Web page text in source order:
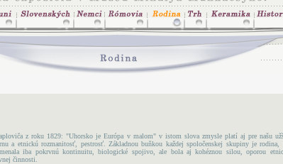
z roku 1829: "Uhorsko je Európa v malom" v istom slova zmysle platí aj pre našu
a etnickú rozmanitosť, pestrosť. Základnou buňkou každej spoločenskej skupiny je rodina,
iba pokrvnú kontinuitu, biologické spojivo, ale bola aj kohéznou silou, oporou
činnosti.